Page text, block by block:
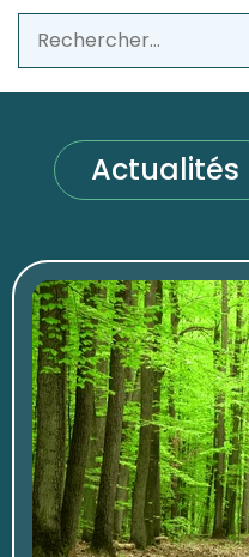
Rechercher :
Actualités